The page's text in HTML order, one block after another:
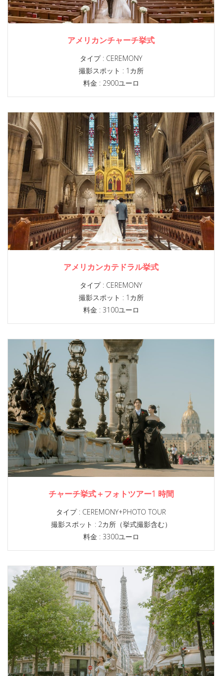
アメリカンチャーチ挙式
タイプ : CEREMONY
撮影スポット : 1カ所
料金 : 2900ユーロ
アメリカンカテドラル挙式
タイプ : CEREMONY
撮影スポット : 1カ所
料金 : 3100ユーロ
チャーチ挙式＋フォトツアー1 時間
タイプ : CEREMONY+PHOTO TOUR
撮影スポット : 2カ所（挙式撮影含む）
料金 : 3300ユーロ